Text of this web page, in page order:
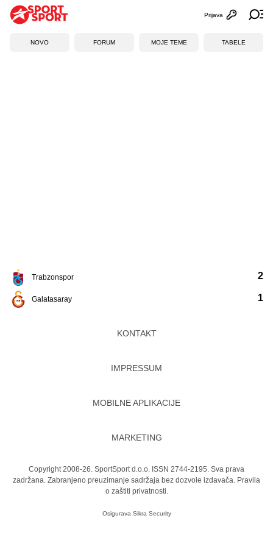
Otvori
Prijava
NOVO FORUM MOJE TEME TABELE
Trabzonspor
Galatasaray
2
1
KONTAKT
IMPRESSUM
MOBILNE APLIKACIJE
MARKETING
Copyright 2008-26. SportSport d.o.o. ISSN 2744-2195. Sva prava
zadržana. Zabranjeno preuzimanje sadržaja bez dozvole izdavača. Pravila
o zaštiti privatnosti.
Osigurava Sikra Security